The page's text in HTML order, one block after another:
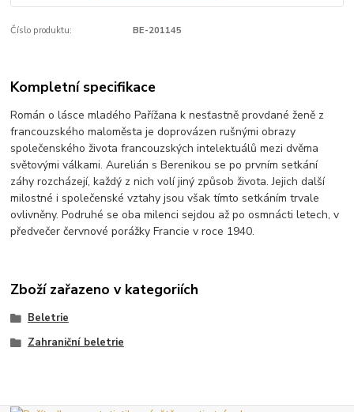
Číslo produktu: BE-201145
Kompletní specifikace
Román o lásce mladého Pařížana k nesťastně provdané ženě z
francouzského maloměsta je doprovázen rušnými obrazy
společenského života francouzských intelektuálů mezi dvěma
světovými válkami. Aurelián s Berenikou se po prvním setkání
záhy rozcházejí, každý z nich volí jiný způsob života. Jejich další
milostné i společenské vztahy jsou však tímto setkáním trvale
ovlivněny. Podruhé se oba milenci sejdou až po osmnácti letech, v
předvečer červnové porážky Francie v roce 1940.
Zboží zařazeno v kategoriích
Beletrie
Zahraniční beletrie